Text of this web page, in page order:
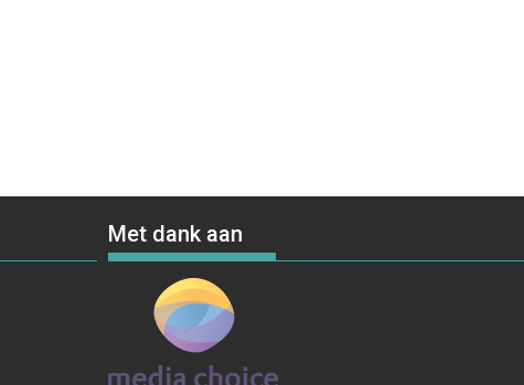
Met dank aan